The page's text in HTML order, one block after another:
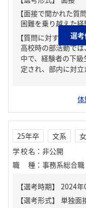
【面接で聞かれた質問
困難を乗り越えた経
【質問に対する回答
高校時の部活動で
中で、経験者の下
定され、部内に対
選考
25年卒 文系
学校名 ： 非公開
職種 ： 事務系総合職